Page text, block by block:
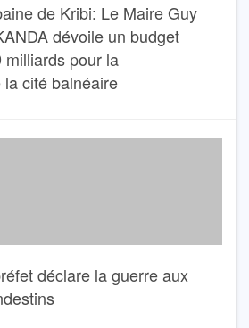
de Kribi: Le Maire Guy
dévoile un budget
milliards pour la
cité balnéaire
déclare la guerre aux